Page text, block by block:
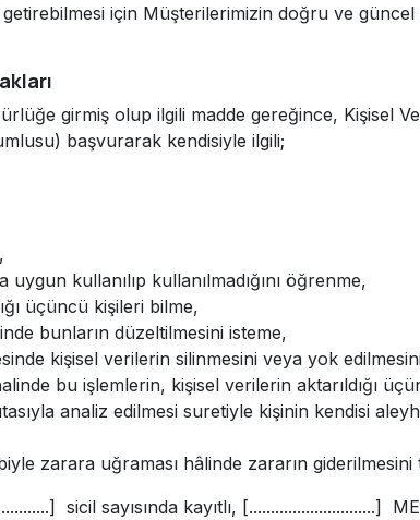
için Müşterilerimizin doğru ve güncel
girmiş olup ilgili madde gereğince, Kişisel
başvurarak kendisiyle ilgili;
kullanılıp kullanılmadığını öğrenme,
üçüncü kişileri bilme,
bunların düzeltilmesini isteme,
kişisel verilerin silinmesini veya yok
bu işlemlerin, kişisel verilerin aktarıldığı
analiz edilmesi suretiyle kişinin kendisi
zarara uğraması hâlinde zararın giderilmesini
sicil sayısında kayıtlı, [.............................]